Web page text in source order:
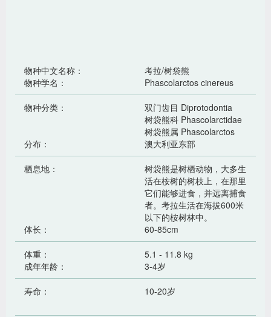
物种中文名称：
考拉/树袋熊
物种学名：
Phascolarctos cinereus
物种分类：
双门齿目 Diprotodontia
树袋熊科 Phascolarctidae
树袋熊属 Phascolarctos
分布：
澳大利亚东部
栖息地：
树袋熊是树栖动物，大多生
活在桉树的树枝上，在那里
它们能够进食，并远离捕食
者。考拉生活在海拔600米
以下的桉树林中。
体长：
60-85cm
体重：
5.1 - 11.8 kg
成年年龄：
3-4岁
寿命： 10-20岁